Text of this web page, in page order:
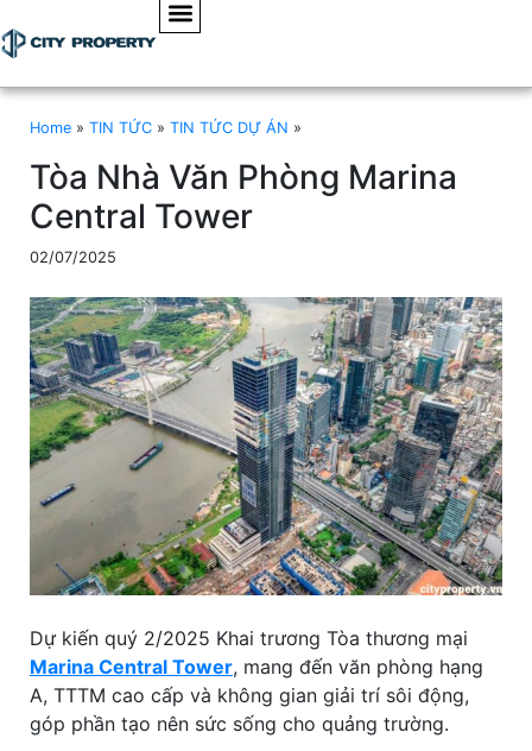
Home » TIN TỨC » TIN TỨC DỰ ÁN »
Tòa Nhà Văn Phòng Marina
Central Tower
02/07/2025
Dự kiến quý 2/2025 Khai trương Tòa thương mại
Marina Central Tower, mang đến văn phòng hạng
A, TTTM cao cấp và không gian giải trí sôi động,
góp phần tạo nên sức sống cho quảng trường.